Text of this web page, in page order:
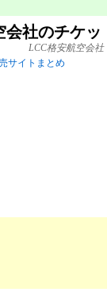
会社のチケ
LCC格安航空会